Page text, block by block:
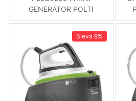
GENERÁTOR POLTI
Sleva 8%